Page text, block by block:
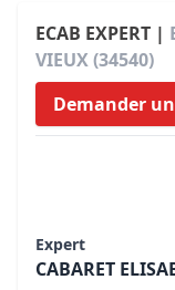
ECAB EXPERT |
VIEUX (34540)
Demander
Expert
CABARET